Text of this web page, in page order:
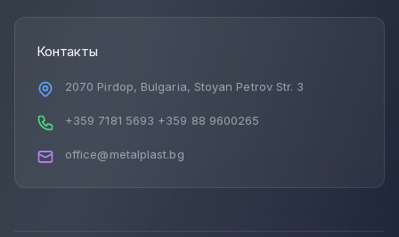
Контакты
2070 Pirdop, Bulgaria, Stoyan Petrov Str. 3
+359 7181 5693 +359 88 9600265
office@metalplast.bg